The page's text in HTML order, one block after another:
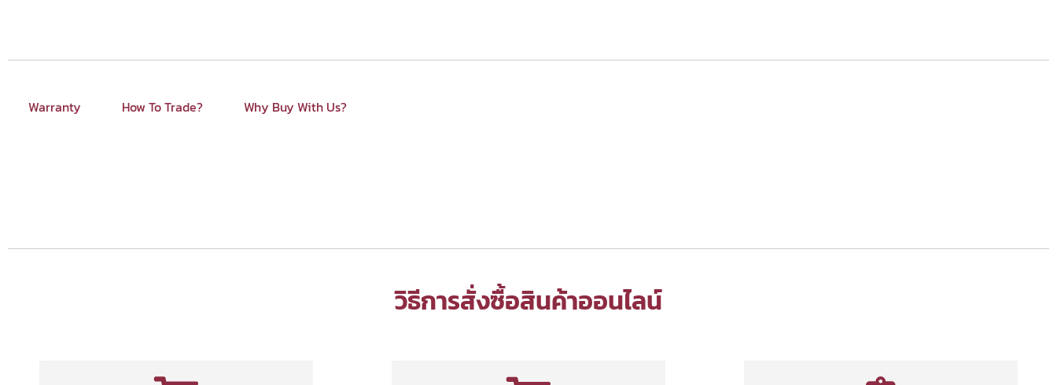
Warranty How To Trade? Why Buy With Us?
วิธีการสั่งซื้อสินค้าออนไลน์